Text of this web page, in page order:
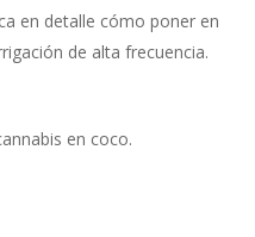
en detalle cómo poner en
de alta frecuencia.
en coco.